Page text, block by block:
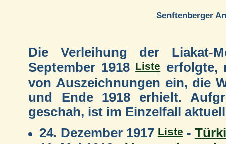
Senftenberger
Die Verleihung der Liakat-
September 1918Listeerfolgte,
von Auszeichnungen ein, die
und Ende 1918 erhielt.
geschah, ist im Einzelfall
24. Dezember 1917Liste-